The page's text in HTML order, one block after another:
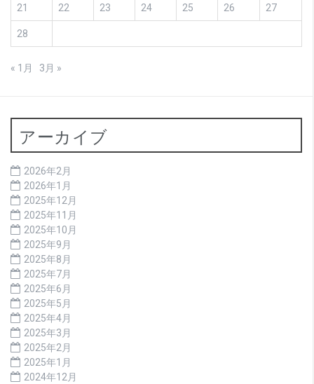
21 22 23 24 25 26 27
28
« 1月 3月 »
アーカイブ
2026年2月
2026年1月
2025年12月
2025年11月
2025年10月
2025年9月
2025年8月
2025年7月
2025年6月
2025年5月
2025年4月
2025年3月
2025年2月
2025年1月
2024年12月